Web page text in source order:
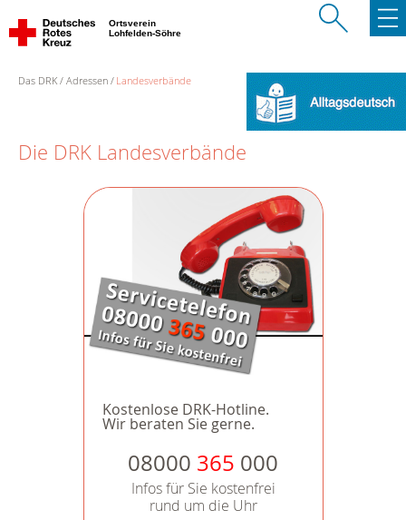
Ortsverein
Lohfelden-Söhre
Das DRK Adressen Landesverbände
Die DRK Landesverbände
Kostenlose DRK-Hotline.
Wir beraten Sie gerne.
08000 365 000
Infos für Sie kostenfrei
rund um die Uhr